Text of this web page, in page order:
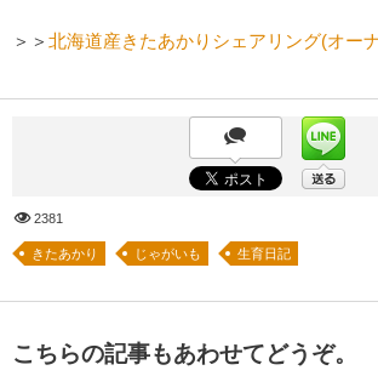
＞＞ 北海道産きたあかりシェアリング(オー
2381
きたあかり じゃがいも 生育日記
こちらの記事もあわせてどうぞ。